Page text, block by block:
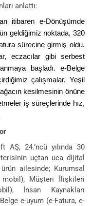
anlattı:
itibaren e-Dönüşümde
geldiğimiz noktada, 320
sürecine girmiş oldu.
eczacılar gibi serbest
başladı. e-Belge
çalışmalar, Yeşil
kesilmesinin önüne
iş süreçlerinde hız,
AŞ, 24.’ncü yılında 30
uçtan uca dijital
ailesinde; Kurumsal
mobil), Müşteri İlişkileri
İnsan Kaynakları
e-uyum (e-Fatura, e-